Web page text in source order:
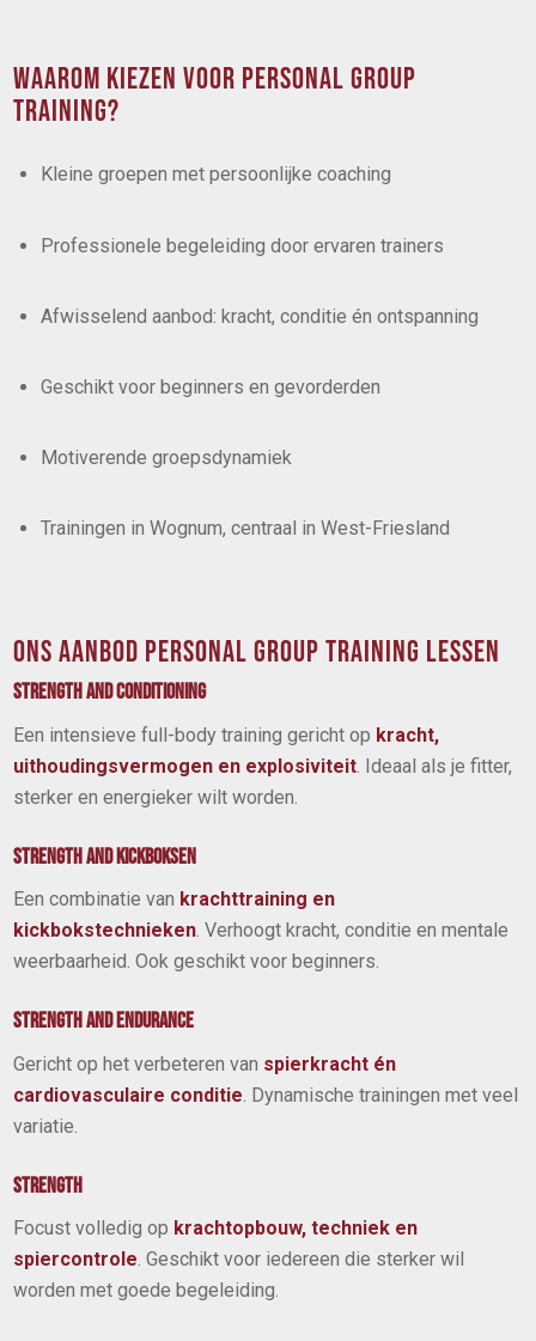
WAAROM KIEZEN VOOR PERSONAL GROUP
TRAINING?
Kleine groepen met persoonlijke coaching
Professionele begeleiding door ervaren trainers
Afwisselend aanbod: kracht, conditie én ontspanning
Geschikt voor beginners en gevorderden
Motiverende groepsdynamiek
Trainingen in Wognum, centraal in West-Friesland
ONS AANBOD PERSONAL GROUP TRAINING LESSEN
STRENGTH AND CONDITIONING
Een intensieve full-body training gericht op kracht,
uithoudingsvermogen en explosiviteit . Ideaal als je fitter,
sterker en energieker wilt worden.
STRENGTH AND KICKBOKSEN
Een combinatie van krachttraining en
kickbokstechnieken. Verhoogt kracht, conditie en mentale
weerbaarheid. Ook geschikt voor beginners.
STRENGTH AND ENDURANCE
Gericht op het verbeteren van spierkracht én
cardiovasculaire conditie . Dynamische trainingen met veel
variatie.
STRENGTH
Focust volledig op krachtopbouw, techniek en
spiercontrole. Geschikt voor iedereen die sterker wil
worden met goede begeleiding.